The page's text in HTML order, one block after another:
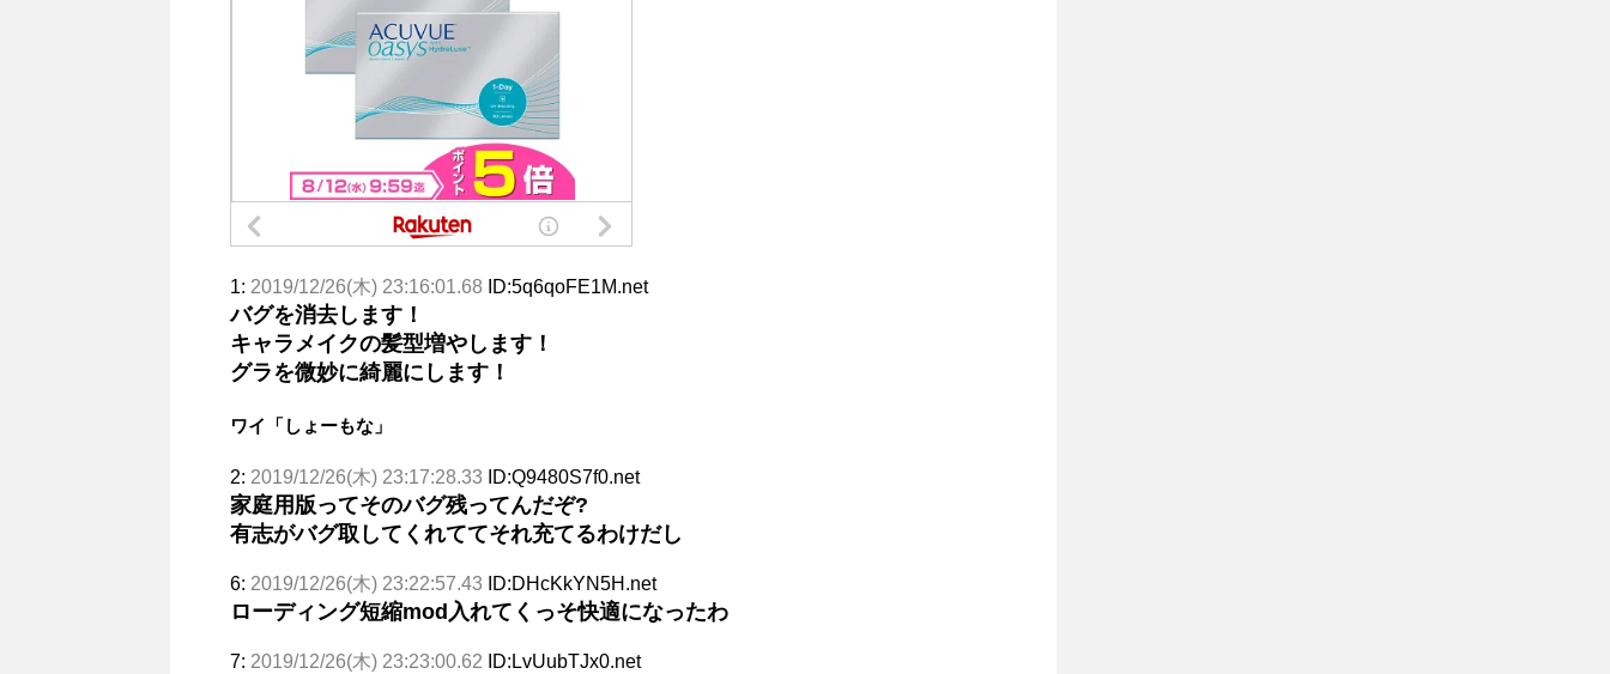
1: 2019/12/26(木) 23:16:01.68 ID:5q6qoFE1M.net
バグを消去します！
キャラメイクの髪型増やします！
グラを微妙に綺麗にします！
ワイ「しょーもな」
2: 2019/12/26(木) 23:17:28.33 ID:Q9480S7f0.net
家庭用版ってそのバグ残ってんだぞ?
有志がバグ取してくれててそれ充てるわけだし
6: 2019/12/26(木) 23:22:57.43 ID:DHcKkYN5H.net
ローディング短縮mod入れてくっそ快適になったわ
7: 2019/12/26(木) 23:23:00.62 ID:LvUubTJx0.net